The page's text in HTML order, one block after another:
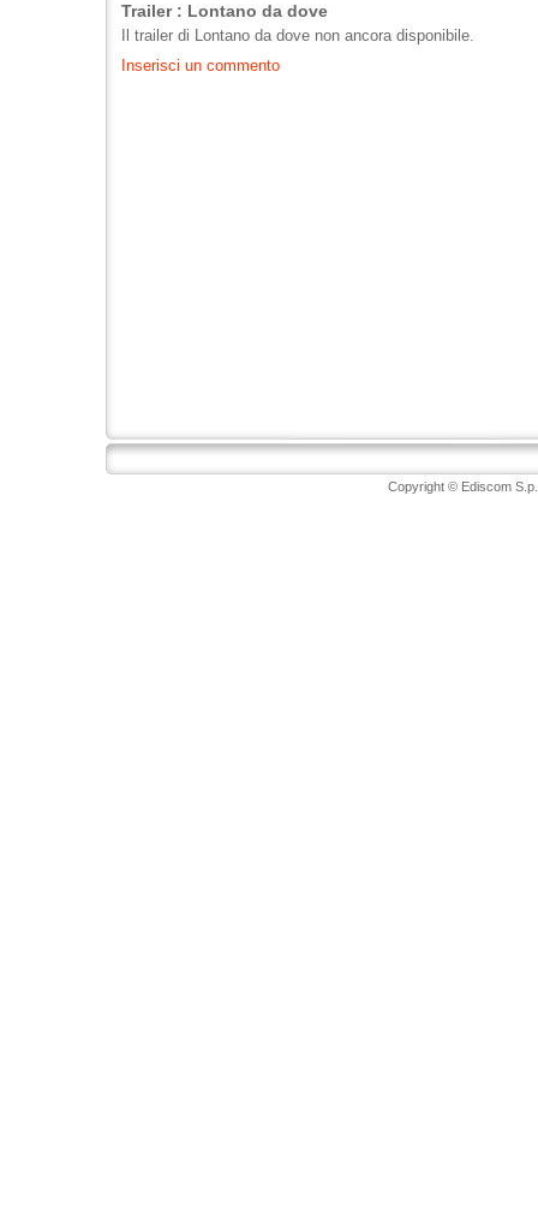
Trailer : Lontano da dove
Il trailer di Lontano da dove non ancora disponibile.
Inserisci un commento
Copyright © Ediscom